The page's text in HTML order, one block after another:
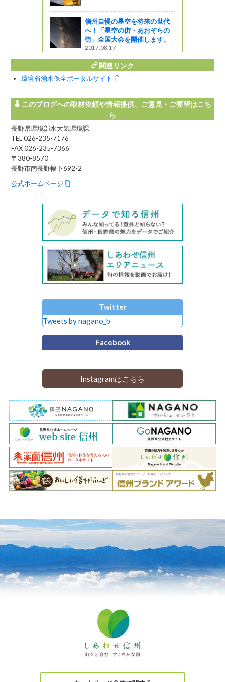
信州自慢の星空を将来の世代
へ！「星空の街・あおぞらの
街」全国大会を開催します。
2017.08.17
関連リンク
環境省湧水保全ポータルサイト
このブログへの取材依頼や情報提供、ご意見・ご要望はこち
ら
長野県環境部水大気環境課
TEL 026-235-7176
FAX 026-235-7366
〒380-8570
長野市南長野幅下692-2
公式ホームページ
Twitter
Tweets by nagano_b
Facebook
Instagramはこちら